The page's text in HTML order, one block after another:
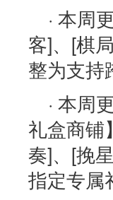
· 本周
客]、[棋
整为支持
· 本周
礼盒商铺
奏]、[挽
指定专属